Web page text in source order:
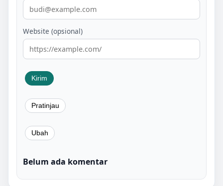
Website (opsional)
Belum ada komentar